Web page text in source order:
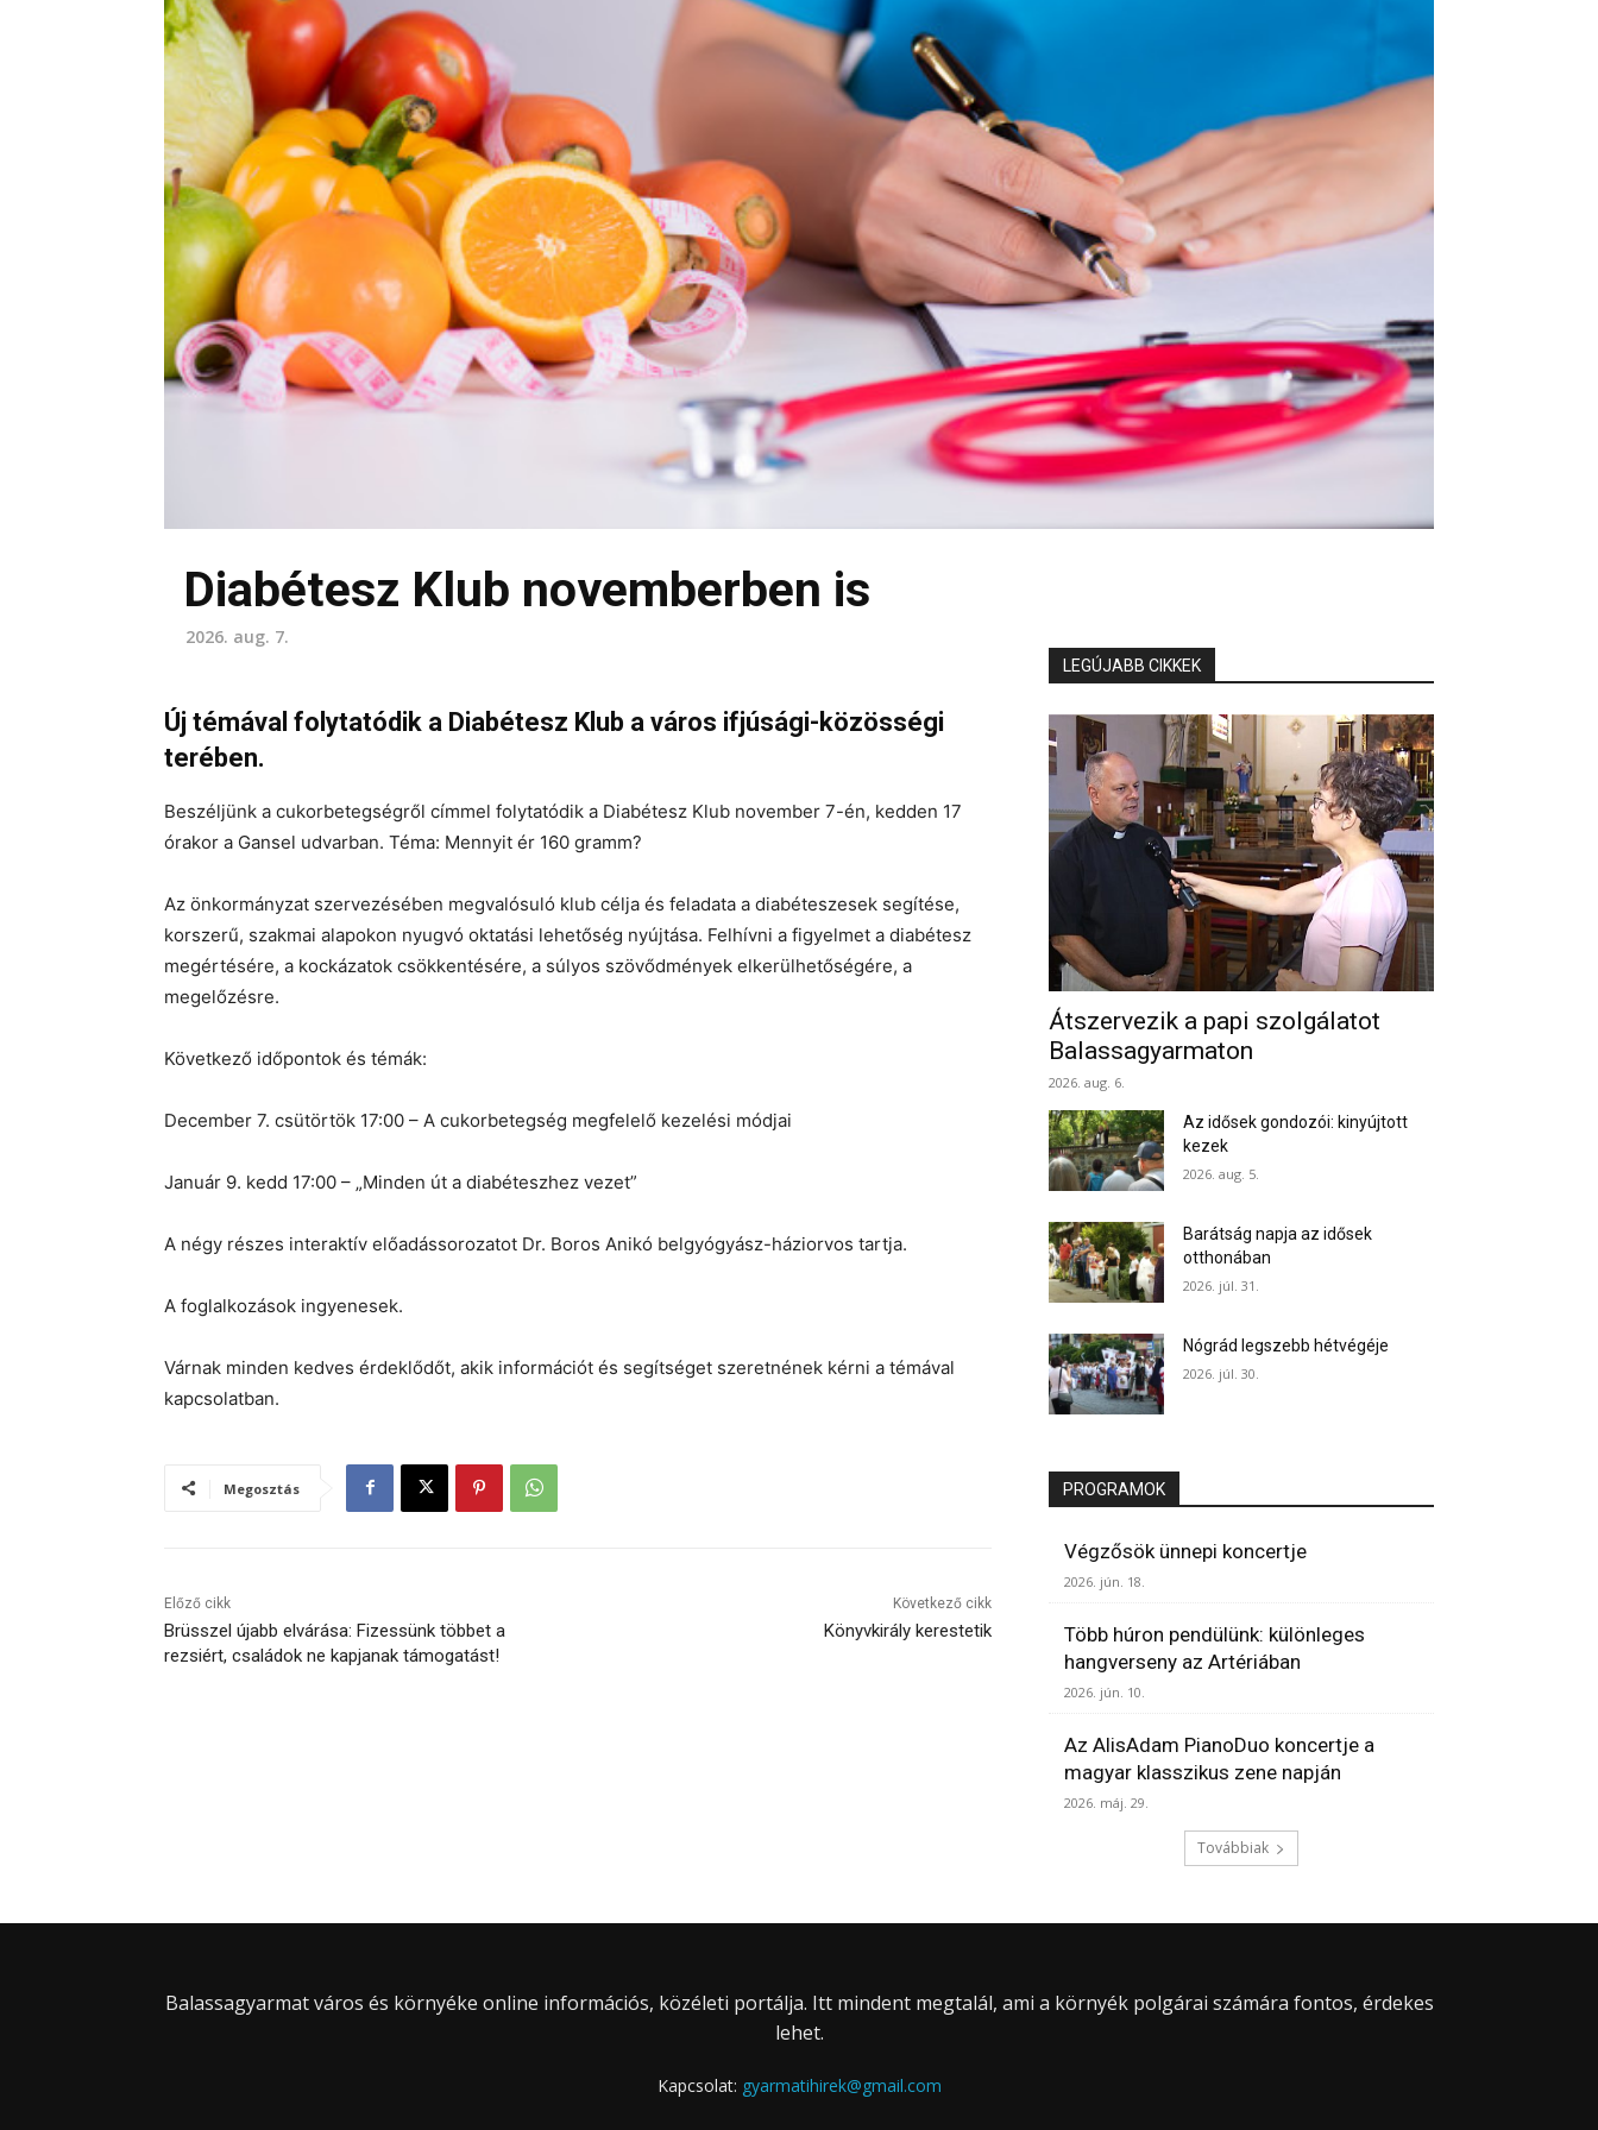
Diabétesz Klub novemberben is
2026. aug. 7.
Új témával folytatódik a Diabétesz Klub a város ifjúsági-közösségi
terében.
Beszéljünk a cukorbetegségről címmel folytatódik a Diabétesz Klub november 7-én, kedden 17
órakor a Gansel udvarban. Téma: Mennyit ér 160 gramm?
Az önkormányzat szervezésében megvalósuló klub célja és feladata a diabéteszesek segítése,
korszerű, szakmai alapokon nyugvó oktatási lehetőség nyújtása. Felhívni a figyelmet a diabétesz
megértésére, a kockázatok csökkentésére, a súlyos szövődmények elkerülhetőségére, a
megelőzésre.
Következő időpontok és témák:
December 7. csütörtök 17:00 – A cukorbetegség megfelelő kezelési módjai
Január 9. kedd 17:00 – „Minden út a diabéteszhez vezet”
A négy részes interaktív előadássorozatot Dr. Boros Anikó belgyógyász-háziorvos tartja.
A foglalkozások ingyenesek.
Várnak minden kedves érdeklődőt, akik információt és segítséget szeretnének kérni a témával
kapcsolatban.
Megosztás
Előző cikk
Brüsszel újabb elvárása: Fizessünk többet a
rezsiért, családok ne kapjanak támogatást!
Következő cikk
Könyvkirály kerestetik
LEGÚJABB CIKKEK
Átszervezik a papi szolgálatot
Balassagyarmaton
2026. aug. 6.
Az idősek gondozói: kinyújtott
kezek
2026. aug. 5.
Barátság napja az idősek
otthonában
2026. júl. 31.
Nógrád legszebb hétvégéje
2026. júl. 30.
PROGRAMOK
Végzősök ünnepi koncertje
2026. jún. 18.
Több húron pendülünk: különleges
hangverseny az Artériában
2026. jún. 10.
Az AlisAdam PianoDuo koncertje a
magyar klasszikus zene napján
2026. máj. 29.
Továbbiak
Balassagyarmat város és környéke online információs, közéleti portálja. Itt mindent megtalál, ami a környék polgárai számára fontos, érdekes
lehet.
Kapcsolat: gyarmatihirek@gmail.com